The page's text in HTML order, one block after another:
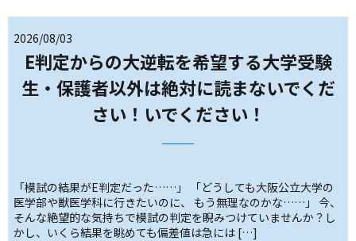
2026/08/03
E判定からの大逆転を希望する大学受験
生・保護者以外は絶対に読まないでくだ
さい！いでください！
「模試の結果がE判定だった……」 「どうしても大阪公立大学の
医学部や獣医学科に行きたいのに、 もう無理なのかな……」 今、
そんな絶望的な気持ちで模試の判定を睨みつけていませんか？し
かし、いくら結果を眺めても偏差値は急には […]